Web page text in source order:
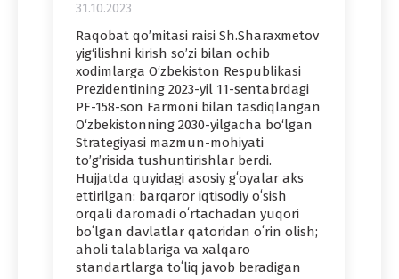
31.10.2023
Raqobat qo’mitasi raisi Sh.Sharaxmetov
yig‘ilishni kirish so’zi bilan ochib
xodimlarga O‘zbekiston Respublikasi
Prezidentining 2023-yil 11-sentabrdagi
PF-158-son Farmoni bilan tasdiqlangan
O‘zbekistonning 2030-yilgacha bo‘lgan
Strategiyasi mazmun-mohiyati
to’g’risida tushuntirishlar berdi.
Hujjatda quyidagi asosiy gʻoyalar aks
ettirilgan: barqaror iqtisodiy oʻsish
orqali daromadi oʻrtachadan yuqori
boʻlgan davlatlar qatoridan oʻrin olish;
aholi talablariga va хalqaro
standartlarga toʻliq javob beradigan